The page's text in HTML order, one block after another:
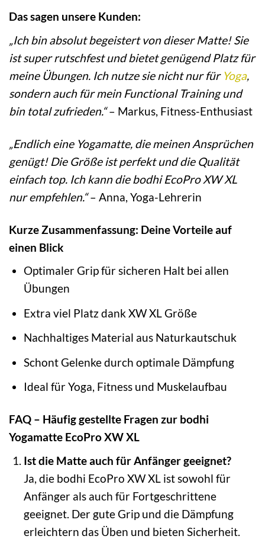
Das sagen unsere Kunden:
„Ich bin absolut begeistert von dieser Matte! Sie
ist super rutschfest und bietet genügend Platz für
meine Übungen. Ich nutze sie nicht nur für Yoga,
sondern auch für mein Functional Training und
bin total zufrieden.“– Markus, Fitness-Enthusiast
„Endlich eine Yogamatte, die meinen Ansprüchen
genügt! Die Größe ist perfekt und die Qualität
einfach top. Ich kann die bodhi EcoPro XW XL
nur empfehlen.“– Anna, Yoga-Lehrerin
Kurze Zusammenfassung: Deine Vorteile auf
einen Blick
Optimaler Grip für sicheren Halt bei allen
Übungen
Extra viel Platz dank XW XL Größe
Nachhaltiges Material aus Naturkautschuk
Schont Gelenke durch optimale Dämpfung
Ideal für Yoga, Fitness und Muskelaufbau
FAQ – Häufig gestellte Fragen zur bodhi
Yogamatte EcoPro XW XL
Ist die Matte auch für Anfänger geeignet?
Ja, die bodhi EcoPro XW XL ist sowohl für
Anfänger als auch für Fortgeschrittene
geeignet. Der gute Grip und die Dämpfung
erleichtern das Üben und bieten Sicherheit.